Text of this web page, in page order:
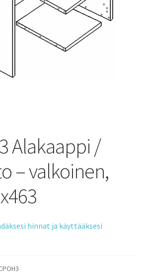
Alakaappi /
– valkoinen,
hinnat ja käyttääksesi